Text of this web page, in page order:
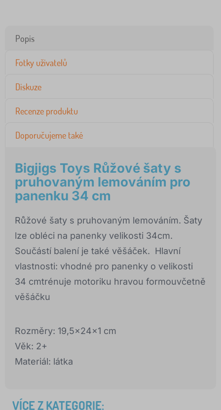
Popis
Fotky uživatelů
Diskuze
Recenze produktu
Doporučujeme také
Bigjigs Toys Růžové šaty s
pruhovaným lemováním pro
panenku 34 cm
Růžové šaty s pruhovaným lemováním. Šaty
lze obléci na panenky velikosti 34cm.
Součástí balení je také věšáček. Hlavní
vlastnosti: vhodné pro panenky o velikosti
34 cmtrénuje motoriku hravou formouvčetně
věšáčku
Rozměry: 19,5x24x1 cm
Věk: 2+
Materiál: látka
VÍCE Z KATEGORIE: